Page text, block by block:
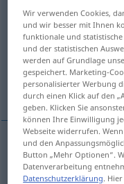
motzen [ˈmɔtsən]v/i <
Übersicht aller
(Für mehr Details die
râler
râler motzen UMG
Wir verwenden Cookies,
und wir besser mit Ihnen
funktionale und
und der statistischen
werden auf Grundlage
gespeichert. Marketing-
personalisierter Werbung
durch einen Klick auf den
geben. Klicken Sie
können Ihre Einwilligung
Webseite widerrufen.
und den
Button „Mehr Optionen“.
Datenverarbeitung
Datenschutzerklärung.